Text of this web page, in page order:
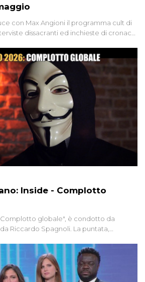
con Max Angioni il programma cult di
dissacranti ed inchieste di cronaca
Inside - Complotto
globale", è condotto da
Riccardo Spagnoli. La puntata,
narrazioni alternative, dei sospetti
che negli ultimi anni hanno invaso
piazze digitali e immaginario collettivo.